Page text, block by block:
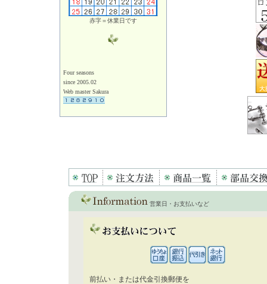
赤字＝休業日です
Four seasons
since 2005.02
Web master Sakura
営業日・お支払いなど
前払い・または代金引換郵便を